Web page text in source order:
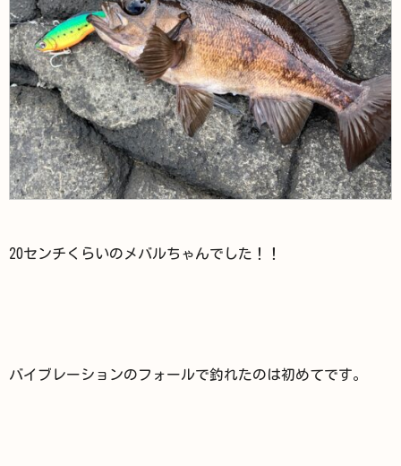
20センチくらいのメバルちゃんでした！！
バイブレーションのフォールで釣れたのは初めてです。